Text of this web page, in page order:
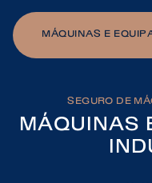
MÁQUINAS E
SEGURO DE
MÁQUINAS